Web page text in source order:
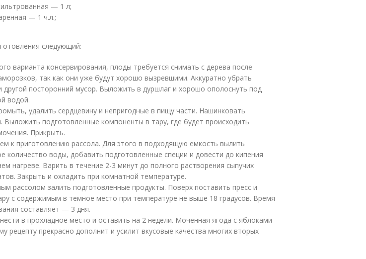
— 1 л;
— 1 ч.л.;
следующий:
варианта консервирования, плоды требуется снимать с дерева после
так как они уже будут хорошо вызревшими. Аккуратно убрать
другой посторонний мусор. Выложить в дуршлаг и хорошо ополоснуть под
водой.
удалить сердцевину и непригодные в пищу части. Нашинковать
Выложить подготовленные компоненты в тару, где будет происходить
Прикрыть.
к приготовлению рассола. Для этого в подходящую емкость вылить
количество воды, добавить подготовленные специи и довести до кипения
нагреве. Варить в течение 2-3 минут до полного растворения сыпучих
Закрыть и охладить при комнатной температуре.
рассолом залить подготовленные продукты. Поверх поставить пресс и
с содержимым в темное место при температуре не выше 18 градусов. Время
составляет — 3 дня.
в прохладное место и оставить на 2 недели. Моченная ягода с яблоками
рецепту прекрасно дополнит и усилит вкусовые качества многих вторых